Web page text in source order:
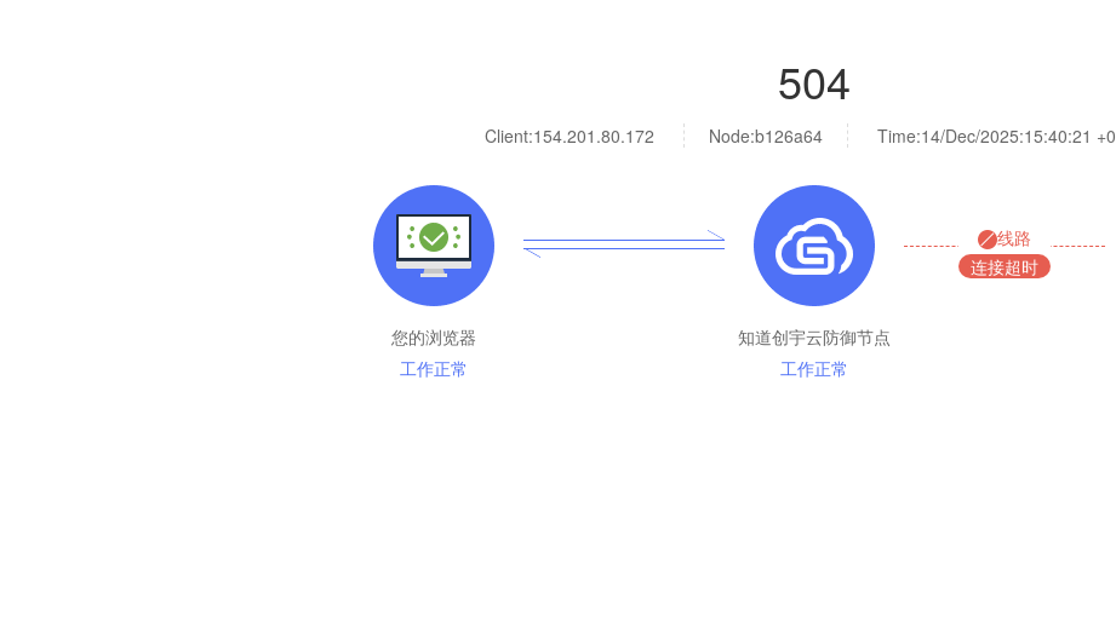
504
Client:154.201.80.172 Node:b126a64 Time:14/Dec/2025:15:40:21
您的浏览器
工作正常
知道创宇云防御节点
工作正常
线路
连接超时